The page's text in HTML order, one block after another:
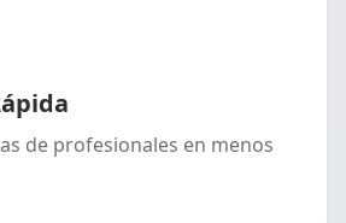
de profesionales en menos